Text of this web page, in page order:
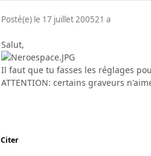
Posté(e) le 17 juillet 200521 a
Salut,
Il faut que tu fasses les réglages
ATTENTION: certains graveurs
Citer